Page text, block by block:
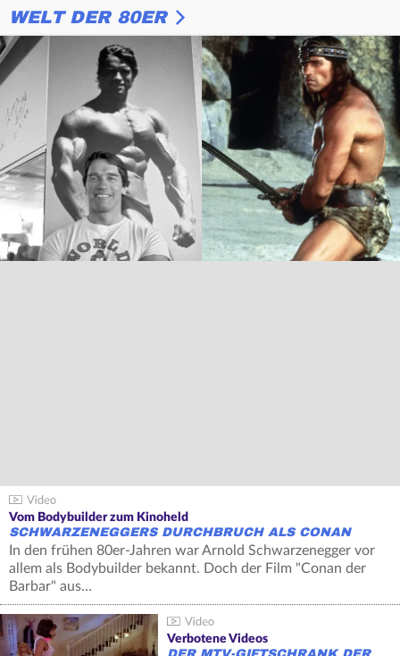
WELT DER 80ER
Vom Bodybuilder zum Kinoheld
SCHWARZENEGGERS DURCHBRUCH ALS CONAN
In den frühen 80er-Jahren war Arnold Schwarzenegger vor
allem als Bodybuilder bekannt. Doch der Film "Conan der
Barbar" aus…
Verbotene Videos